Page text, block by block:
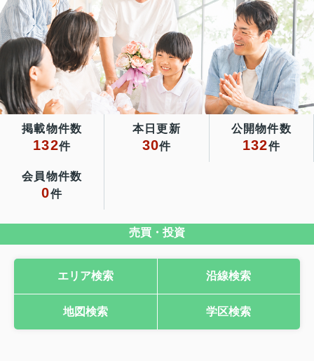
掲載物件数
132件
本日更新
30件
公開物件数
132件
会員物件数
0件
売買・投資
エリア検索 沿線検索
地図検索 学区検索